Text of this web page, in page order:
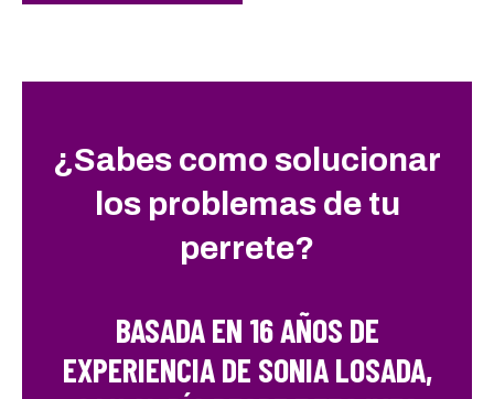
¿Sabes como solucionar
los problemas de tu
perrete?
BASADA EN 16 AÑOS DE
EXPERIENCIA DE SONIA LOSADA,